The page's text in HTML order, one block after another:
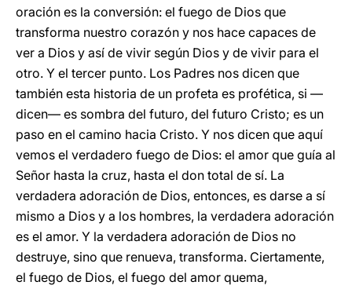
oración es la conversión: el fuego de Dios que
transforma nuestro corazón y nos hace capaces de
ver a Dios y así de vivir según Dios y de vivir para el
otro. Y el tercer punto. Los Padres nos dicen que
también esta historia de un profeta es profética, si —
dicen— es sombra del futuro, del futuro Cristo; es un
paso en el camino hacia Cristo. Y nos dicen que aquí
vemos el verdadero fuego de Dios: el amor que guía al
Señor hasta la cruz, hasta el don total de sí. La
verdadera adoración de Dios, entonces, es darse a sí
mismo a Dios y a los hombres, la verdadera adoración
es el amor. Y la verdadera adoración de Dios no
destruye, sino que renueva, transforma. Ciertamente,
el fuego de Dios, el fuego del amor quema,